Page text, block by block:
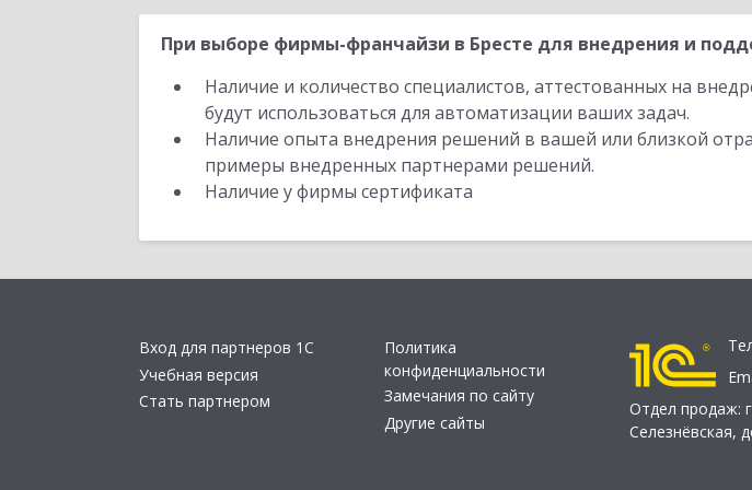
При выборе фирмы-франчайзи в Бресте для внедрения и
Наличие и количество специалистов, аттестованных на
будут использоваться для автоматизации ваших задач.
Наличие опыта внедрения решений в вашей или близкой
примеры внедренных партнерами решений.
Наличие у фирмы сертификата
Вход для партнеров 1С
Учебная версия
Стать партнером
Политика
конфиденциальности
Замечания по сайту
Другие сайты
Отдел продаж:
Селезнёвская,